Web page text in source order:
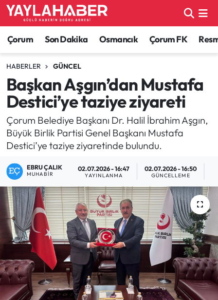
Çorum Son Dakika Osmancık Çorum FK
HABERLER GÜNCEL
Başkan Aşgın’dan Mustafa
Destici’ye taziye ziyareti
Çorum Belediye Başkanı Dr. Halil İbrahim Aşgın,
Büyük Birlik Partisi Genel Başkanı Mustafa
Destici’ye taziye ziyaretinde bulundu.
EBRU ÇALIK
MUHABIR
02.07.2026 - 16:47
YAYINLANMA
02.07.2026 - 16:50
GÜNCELLEME
Alaca Haberleri
Bayat Haberleri
Bilgi - Keşfet Haberleri
Bilim ve Teknoloji
Boğazkale Haberleri
Çorum Son Dakika Haberleri
Dodurga Haberleri
Eğitim
Ekonomi
Güncel
Çorum Nöbetçi Eczaneler
Çorum Hava Durumu
Çorum Namaz Vakitleri
Çorum Trafik Yoğunluk Haritası
TFF 1.Lig Puan Durumu ve Fikstür
Son Dakika Haberleri
Haber Arşivi